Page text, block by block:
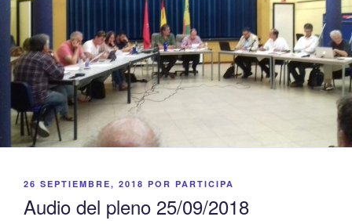
PUBLICADO
26 SEPTIEMBRE, 2018 POR PARTICIPA
Audio del pleno 25/09/2018